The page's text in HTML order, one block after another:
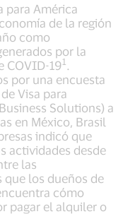
para América
de la región
como
por la
COVID-191
por una encuesta
Visa para
Solutions) a
en México, Brasil
indicó que
actividades desde
las
que los dueños de
cómo
pagar el alquiler o